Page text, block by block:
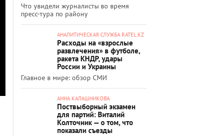
Что увидели журналисты во время
пресс-тура по району
АНАЛИТИЧЕСКАЯ СЛУЖБА RATEL.KZ
Расходы на «взрослые
развлечения» в футболе,
ракета КНДР, удары
России и Украины
Главное в мире: обзор СМИ
АННА КАЛАШНИКОВА
Поствыборный экзамен
для партий: Виталий
Колточник — о том, что
показали съезды